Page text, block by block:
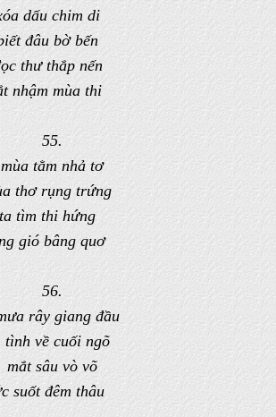
dấu chim di
đâu bờ bến
thư thắp nến
nhậm mùa thi
55.
mùa tằm nhả tơ
thơ rụng trứng
ta tìm thi hứng
gió bâng quơ
56.
rây giang đầu
tình về cuối ngõ
mắt sâu vò võ
suốt đêm thâu